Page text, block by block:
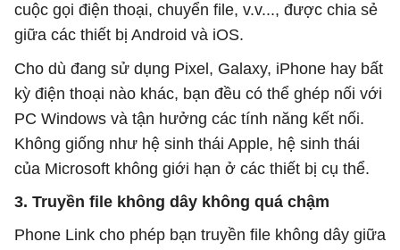
cuộc gọi điện thoại, chuyển file, v.v..., được chia sẻ
giữa các thiết bị Android và iOS.
Cho dù đang sử dụng Pixel, Galaxy, iPhone hay bất
kỳ điện thoại nào khác, bạn đều có thể ghép nối với
PC Windows và tận hưởng các tính năng kết nối.
Không giống như hệ sinh thái Apple, hệ sinh thái
của Microsoft không giới hạn ở các thiết bị cụ thể.
3. Truyền file không dây không quá chậm
Phone Link cho phép bạn truyền file không dây giữa